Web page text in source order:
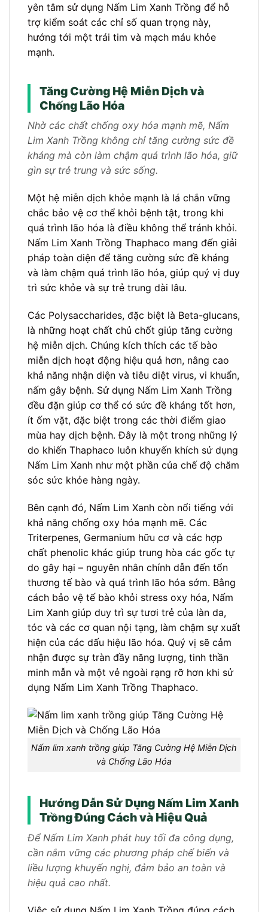
yên tâm sử dụng Nấm Lim Xanh Trồng để hỗ
trợ kiểm soát các chỉ số quan trọng này,
hướng tới một trái tim và mạch máu khỏe
mạnh.
Tăng Cường Hệ Miễn Dịch và
Chống Lão Hóa
Nhờ các chất chống oxy hóa mạnh mẽ, Nấm
Lim Xanh Trồng không chỉ tăng cường sức đề
kháng mà còn làm chậm quá trình lão hóa, giữ
gìn sự trẻ trung và sức sống.
Một hệ miễn dịch khỏe mạnh là lá chắn vững
chắc bảo vệ cơ thể khỏi bệnh tật, trong khi
quá trình lão hóa là điều không thể tránh khỏi.
Nấm Lim Xanh Trồng Thaphaco mang đến giải
pháp toàn diện để tăng cường sức đề kháng
và làm chậm quá trình lão hóa, giúp quý vị duy
trì sức khỏe và sự trẻ trung dài lâu.
Các Polysaccharides, đặc biệt là Beta-glucans,
là những hoạt chất chủ chốt giúp tăng cường
hệ miễn dịch. Chúng kích thích các tế bào
miễn dịch hoạt động hiệu quả hơn, nâng cao
khả năng nhận diện và tiêu diệt virus, vi khuẩn,
nấm gây bệnh. Sử dụng Nấm Lim Xanh Trồng
đều đặn giúp cơ thể có sức đề kháng tốt hơn,
ít ốm vặt, đặc biệt trong các thời điểm giao
mùa hay dịch bệnh. Đây là một trong những lý
do khiến Thaphaco luôn khuyến khích sử dụng
Nấm Lim Xanh như một phần của chế độ chăm
sóc sức khỏe hàng ngày.
Bên cạnh đó, Nấm Lim Xanh còn nổi tiếng với
khả năng chống oxy hóa mạnh mẽ. Các
Triterpenes, Germanium hữu cơ và các hợp
chất phenolic khác giúp trung hòa các gốc tự
do gây hại – nguyên nhân chính dẫn đến tổn
thương tế bào và quá trình lão hóa sớm. Bằng
cách bảo vệ tế bào khỏi stress oxy hóa, Nấm
Lim Xanh giúp duy trì sự tươi trẻ của làn da,
tóc và các cơ quan nội tạng, làm chậm sự xuất
hiện của các dấu hiệu lão hóa. Quý vị sẽ cảm
nhận được sự tràn đầy năng lượng, tinh thần
minh mẫn và một vẻ ngoài rạng rỡ hơn khi sử
dụng Nấm Lim Xanh Trồng Thaphaco.
Nấm lim xanh trồng giúp Tăng Cường Hệ Miễn Dịch
và Chống Lão Hóa
Hướng Dẫn Sử Dụng Nấm Lim Xanh
Trồng Đúng Cách và Hiệu Quả
Để Nấm Lim Xanh phát huy tối đa công dụng,
cần nắm vững các phương pháp chế biến và
liều lượng khuyến nghị, đảm bảo an toàn và
hiệu quả cao nhất.